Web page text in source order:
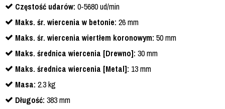
Częstość udarów: 0-5680 ud/min
Maks. śr. wiercenia w betonie: 26 mm
Maks. śr. wiercenia wiertłem koronowym: 50 mm
Maks. średnica wiercenia [Drewno]: 30 mm
Maks. średnica wiercenia [Metal]: 13 mm
Masa: 2.3 kg
Długość: 383 mm